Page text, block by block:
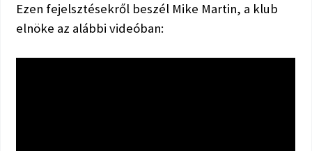
Ezen fejelsztésekről beszél Mike Martin, a klub
elnöke az alábbi videóban: